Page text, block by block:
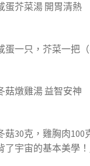
蛋芥菜湯 開胃清熱
蛋一只，芥菜一把
菇燉雞湯 益智安神
菇30克，雞胸肉
了宇宙的基本美學